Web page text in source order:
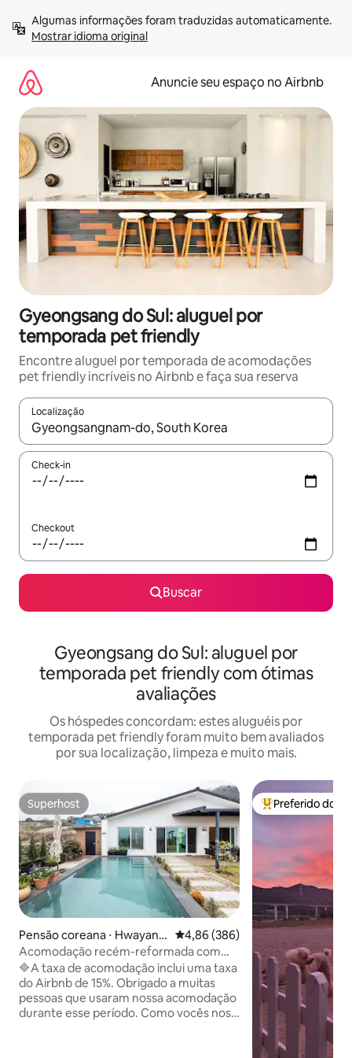
para
Mostrar idioma original
Anuncie seu espaço no Airbnb
Gyeongsang do Sul: aluguel por
temporada pet friendly
Encontre aluguel por temporada de acomodações
pet friendly incríveis no Airbnb e faça sua reserva
Localização
Quando os resultados estiverem disponíveis, explore-os
Check-in
Checkout
Buscar
Gyeongsang do Sul: aluguel por
temporada pet friendly com ótimas
avaliações
Os hóspedes concordam: estes aluguéis por
temporada pet friendly foram muito bem avaliados
por sua localização, limpeza e muito mais.
Superhost
Superhost
Pensão coreana ⋅ Hwayang
-myeon, Yeosu-si
4,86 de uma avaliação média de
4,86 (386)
Acomodação recém-reformada com
estilo de hotel *Jacuzzi com parede de
pedra de Jeju *Vila privativa com piscina
Piscina em frente a um amplo jardim
Vista para o mar* Muse House
🔷️A taxa de acomodação inclui uma taxa
do Airbnb de 15%. Obrigado a muitas
pessoas que usaram nossa acomodação
durante esse período. Como vocês nos
Entre os
Preferido dos